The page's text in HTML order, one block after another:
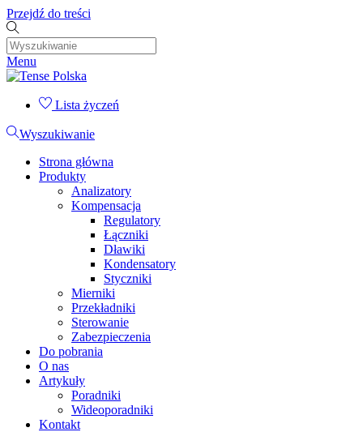
Przejdź do treści
Menu
Lista życzeń
Wyszukiwanie
Strona główna
Produkty
Analizatory
Kompensacja
Regulatory
Łączniki
Dławiki
Kondensatory
Styczniki
Mierniki
Przekładniki
Sterowanie
Zabezpieczenia
Do pobrania
O nas
Artykuły
Poradniki
Wideoporadniki
Kontakt